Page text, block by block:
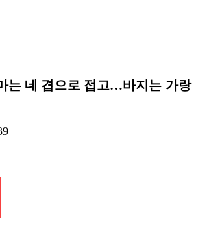
는 네 겹으로 접고…바지는 가랑